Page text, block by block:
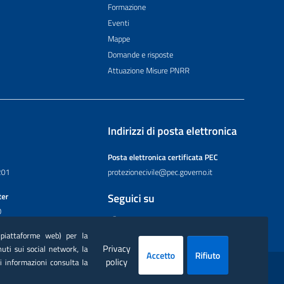
Formazione
Eventi
Mappe
Domande e risposte
Attuazione Misure PNRR
Indirizzi di posta elettronica
Posta elettronica certificataPEC
protezionecivile@pec.governo.it
Seguici su
FacebookInstagram
TwitterYouTubeFlickr
Dichiarazione di accessibilità
web) per la
sui social network, la
informazioni consulta la
Privacy
policy
Accetto Rifiuto